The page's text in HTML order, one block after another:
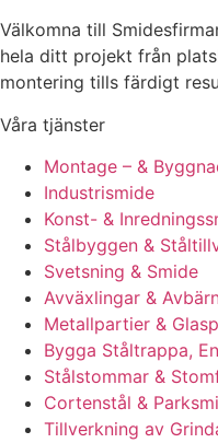
Välkomna till
hela ditt projekt från
montering tills färdigt
Våra tjänster
Montage – &
Industrismide
Konst- &
Stålbyggen &
Svetsning & Smide
Avväxlingar &
Metallpartier &
Bygga Ståltrappa,
Stålstommar &
Cortenstål &
Tillverkning av